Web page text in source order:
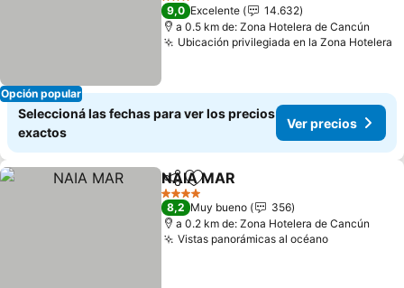
Opción popular
3 Estrellas
9,0 Excelente
14.632
a 0.5 km de: Zona Hotelera de Cancún
Ubicación privilegiada en la Zona Hotelera
Seleccioná las fechas para ver los precios
exactos
Ver precios
CompartirAñadir a favoritos
NAIA MAR
4 Estrellas
8,2 Muy bueno
356
a 0.2 km de: Zona Hotelera de Cancún
Vistas panorámicas al océanoVer